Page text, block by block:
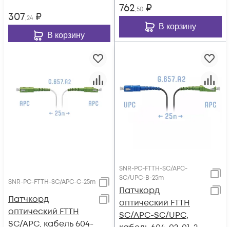
307,24 ₽
В корзину
762,50 ₽
В корзину
SNR-PC-FTTH-SC/APC-C-25m
Патчкорд
оптический FTTH
SC/APC, кабель 604-
SNR-PC-FTTH-SC/APC-
SC/UPC-B-25m
Патчкорд
оптический FTTH
SC/APC-SC/UPC,